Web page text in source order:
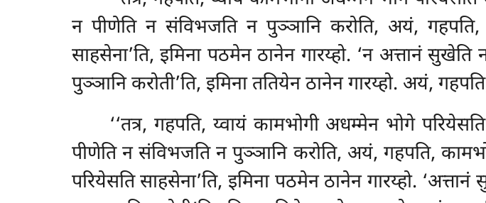
न पीणेति न संविभजति न पुञ्ञानि करोति, अयं, गहपति,
साहसेना’ति, इमिना पठमेन ठानेन गारय्हो. ‘न अत्तानं सुखेति
पुञ्ञानि करोती’ति, इमिना ततियेन ठानेन गारय्हो. अयं,
‘‘तत्र, गहपति, य्वायं कामभोगी अधम्मेन भोगे
पीणेति न संविभजति न पुञ्ञानि करोति, अयं, गहपति,
परियेसति साहसेना’ति, इमिना पठमेन ठानेन गारय्हो.